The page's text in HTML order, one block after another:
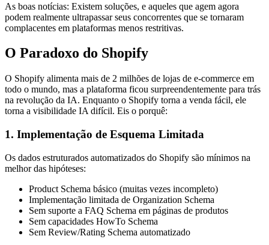
As boas notícias: Existem soluções, e aqueles que agem agora
podem realmente ultrapassar seus concorrentes que se tornaram
complacentes em plataformas menos restritivas.
O Paradoxo do Shopify
O Shopify alimenta mais de 2 milhões de lojas de e-commerce em
todo o mundo, mas a plataforma ficou surpreendentemente para trás
na revolução da IA. Enquanto o Shopify torna a venda fácil, ele
torna a visibilidade IA difícil. Eis o porquê:
1. Implementação de Esquema Limitada
Os dados estruturados automatizados do Shopify são mínimos na
melhor das hipóteses:
Product Schema básico (muitas vezes incompleto)
Implementação limitada de Organization Schema
Sem suporte a FAQ Schema em páginas de produtos
Sem capacidades HowTo Schema
Sem Review/Rating Schema automatizado